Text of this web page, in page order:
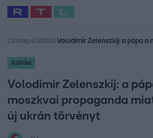
Legfrissebb RTL Híradó
Babits Marcella Most
Címlap› Külföld ›
Külföld
Volodimir Zelenszkij: a
moszkvai propaganda
új ukrán törvényt